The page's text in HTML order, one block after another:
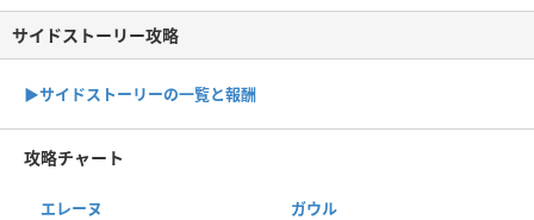
サイドストーリー攻略
▶サイドストーリーの一覧と報酬
攻略チャート
エレーヌ ガウル